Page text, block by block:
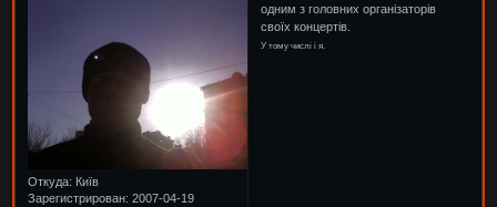
Откуда: Київ
Зарегистрирован: 2007-04-19
одним з головних організаторів
своїх концертів.
У тому числі і я.